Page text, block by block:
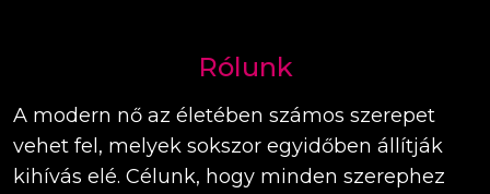
Rólunk
A modern nő az életében számos szerepet
vehet fel, melyek sokszor egyidőben állítják
kihívás elé. Célunk, hogy minden szerephez